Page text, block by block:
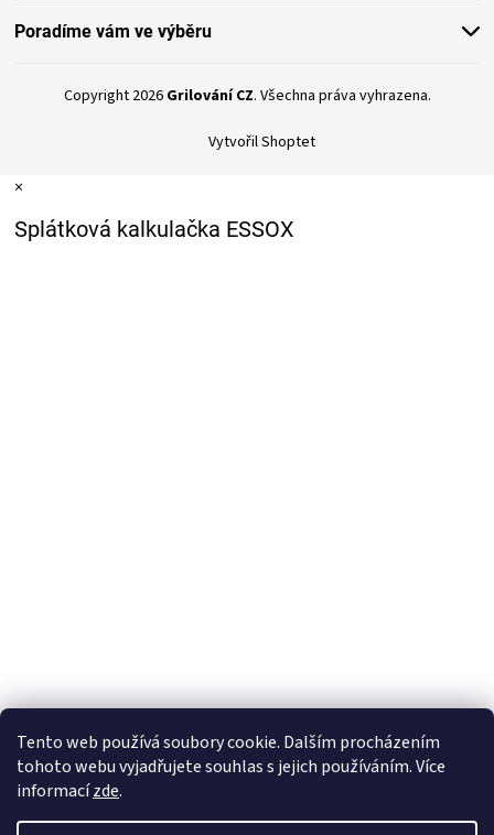
Tento web používá soubory cookie. Dalším procházením
tohoto webu vyjadřujete souhlas s jejich používáním. Více
informacízde.
Poradíme vám ve výběru
Vytvořil Shoptet
Copyright 2026 Grilování CZ. Všechna práva vyhrazena.
×
Splátková kalkulačka ESSOX